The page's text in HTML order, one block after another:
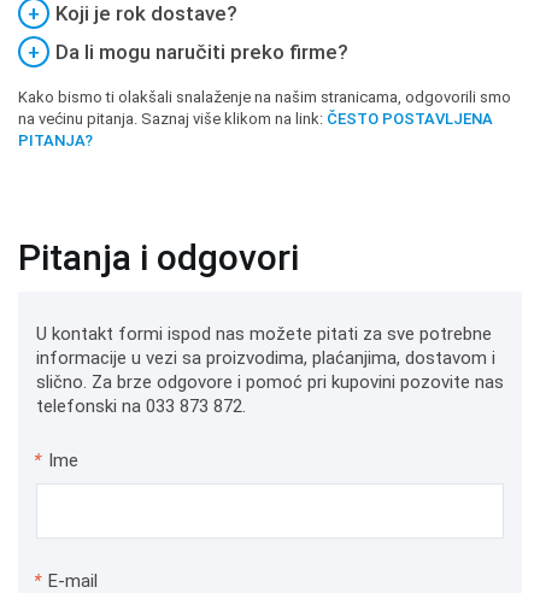
+
Koji je rok dostave?
+
Da li mogu naručiti preko firme?
Kako bismo ti olakšali snalaženje na našim stranicama, odgovorili smo
na većinu pitanja. Saznaj više klikom na link: ČESTO POSTAVLJENA
PITANJA?
Pitanja i odgovori
U kontakt formi ispod nas možete pitati za sve potrebne
informacije u vezi sa proizvodima, plaćanjima, dostavom i
slično. Za brze odgovore i pomoć pri kupovini pozovite nas
telefonski na 033 873 872.
* Ime
* E-mail